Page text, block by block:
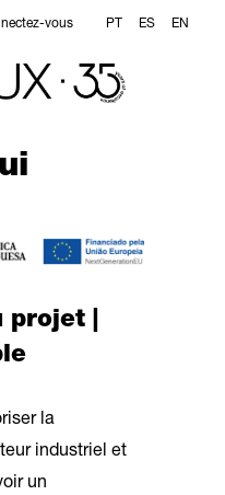
vous PT ES EN
|
la
industriel et
un